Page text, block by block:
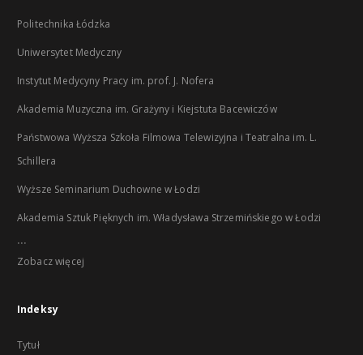
Politechnika Łódzka
Uniwersytet Medyczny
Instytut Medycyny Pracy im. prof. J. Nofera
Akademia Muzyczna im. Grażyny i Kiejstuta Bacewiczów
Państwowa Wyższa Szkoła Filmowa Telewizyjna i Teatralna im. L.
Schillera
Wyższe Seminarium Duchowne w Łodzi
Akademia Sztuk Pięknych im. Władysława Strzemińskiego w Łodzi
...
Zobacz więcej
Indeksy
Tytuł